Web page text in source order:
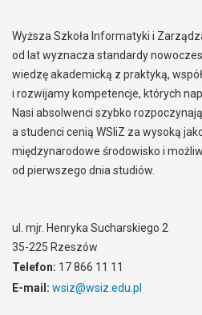
Wyższa Szkoła Informatyki i
od lat wyznacza standardy
wiedzę akademicką z praktyką,
i rozwijamy kompetencje, których
Nasi absolwenci szybko
a studenci cenią WSIiZ za wysoką
międzynarodowe środowisko i
od pierwszego dnia studiów.
ul. mjr. Henryka Sucharskiego 2
35-225 Rzeszów
Telefon: 17 866 11 11
E-mail: wsiz@wsiz.edu.pl